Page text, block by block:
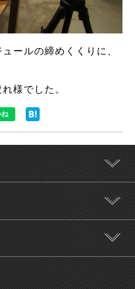
ールの締めくくりに、
様でした。